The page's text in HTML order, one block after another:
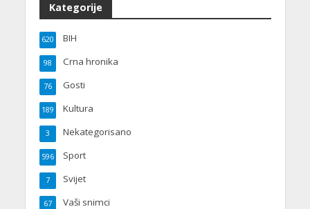
Kategorije
BIH
620
Crna hronika
98
Gosti
76
Kultura
189
Nekategorisano
3
Sport
596
Svijet
7
Vaši snimci
67